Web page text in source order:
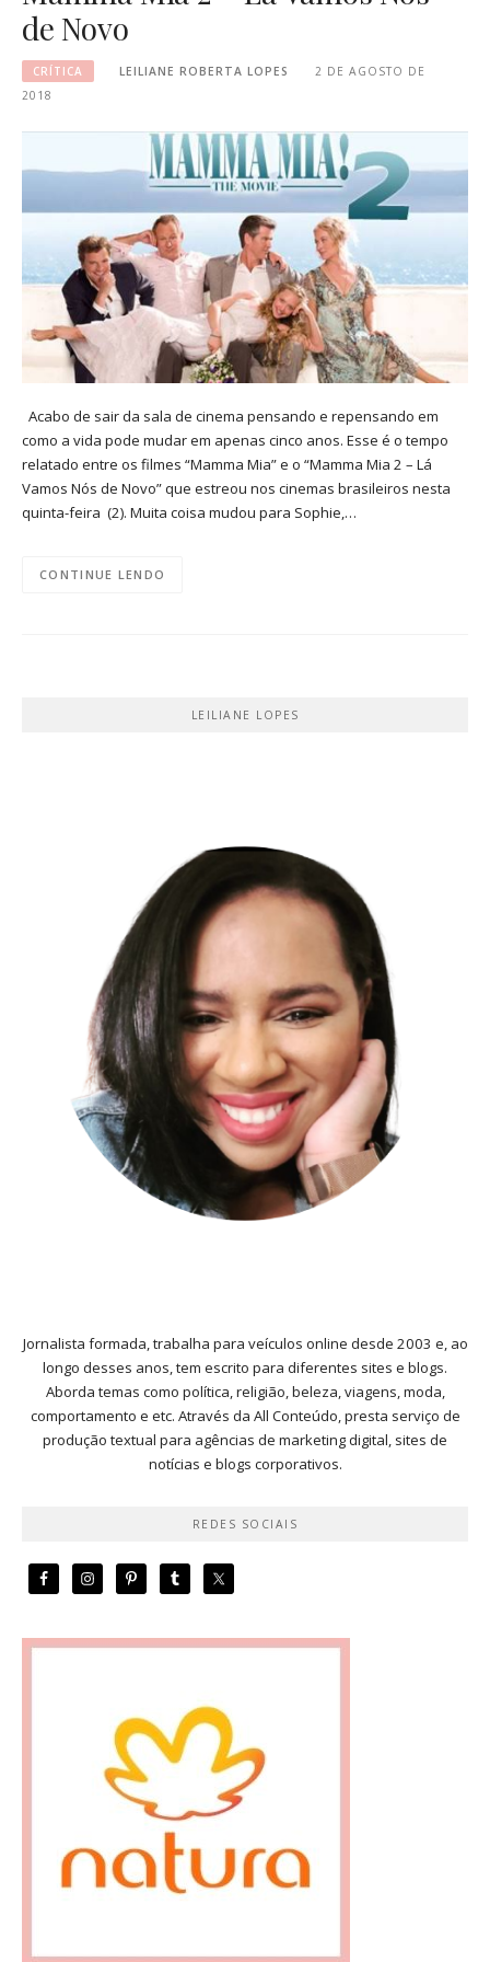
de Novo
CRÍTICA LEILIANE ROBERTA LOPES
2 DE AGOSTO DE
2018
Acabo de sair da sala de cinema pensando e repensando em
como a vida pode mudar em apenas cinco anos. Esse é o tempo
relatado entre os filmes “Mamma Mia” e o “Mamma Mia 2 – Lá
Vamos Nós de Novo” que estreou nos cinemas brasileiros nesta
quinta-feira (2). Muita coisa mudou para Sophie,…
CONTINUE LENDO
LEILIANE LOPES
Jornalista formada, trabalha para veículos online desde 2003 e, ao
longo desses anos, tem escrito para diferentes sites e blogs.
Aborda temas como política, religião, beleza, viagens, moda,
comportamento e etc. Através da All Conteúdo, presta serviço de
produção textual para agências de marketing digital, sites de
notícias e blogs corporativos.
REDES SOCIAIS